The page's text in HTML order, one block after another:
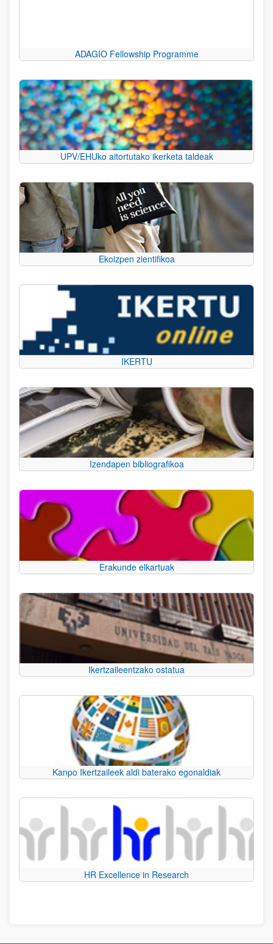
ADAGIO Fellowship Programme
UPV/EHUko aitortutako ikerketa taldeak
Ekoizpen zientifikoa
IKERTU
Izendapen bibliografikoa
Erakunde elkartuak
Ikertzaileentzako ostatua
Kanpo Ikertzaileek aldi baterako egonaldiak
HR Excellence in Research